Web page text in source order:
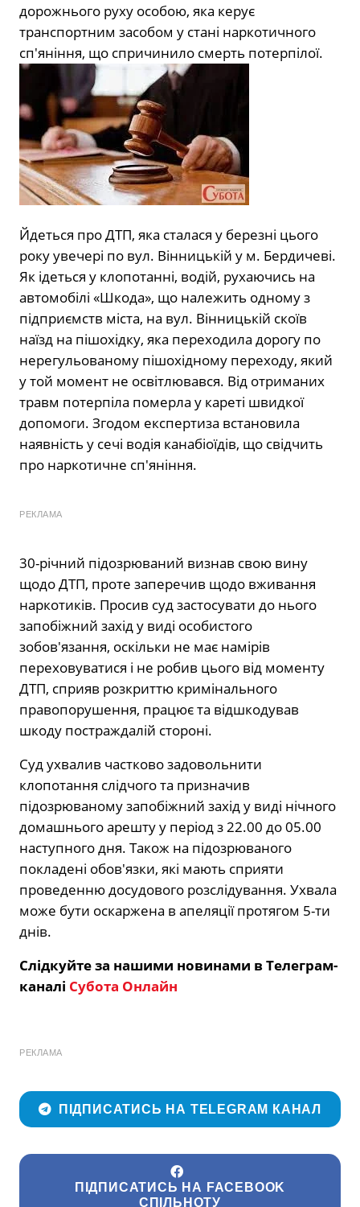
дорожнього руху особою, яка керує
транспортним засобом у стані наркотичного
сп′яніння, що спричинило смерть потерпілої.
Йдеться про ДТП, яка сталася у березні цього
року увечері по вул. Вінницькій у м. Бердичеві.
Як ідеться у клопотанні, водій, рухаючись на
автомобілі «Шкода», що належить одному з
підприємств міста, на вул. Вінницькій скоїв
наїзд на пішохідку, яка переходила дорогу по
нерегульованому пішохідному переходу, який
у той момент не освітлювався. Від отриманих
травм потерпіла померла у кареті швидкої
допомоги. Згодом експертиза встановила
наявність у сечі водія канабіоїдів, що свідчить
про наркотичне сп′яніння.
РЕКЛАМА
30-річний підозрюваний визнав свою вину
щодо ДТП, проте заперечив щодо вживання
наркотиків. Просив суд застосувати до нього
запобіжний захід у виді особистого
зобов′язання, оскільки не має намірів
переховуватися і не робив цього від моменту
ДТП, сприяв розкриттю кримінального
правопорушення, працює та відшкодував
шкоду постраждалій стороні.
Суд ухвалив частково задовольнити
клопотання слідчого та призначив
підозрюваному запобіжний захід у виді нічного
домашнього арешту у період з 22.00 до 05.00
наступного дня. Також на підозрюваного
покладені обов′язки, які мають сприяти
проведенню досудового розслідування. Ухвала
може бути оскаржена в апеляції протягом 5-ти
днів.
Слідкуйте за нашими новинами в Телеграм-
каналі Субота Онлайн
РЕКЛАМА
ПІДПИСАТИСЬ НА TELEGRAM КАНАЛ
ПІДПИСАТИСЬ НА FACEBOOK
СПІЛЬНОТУ